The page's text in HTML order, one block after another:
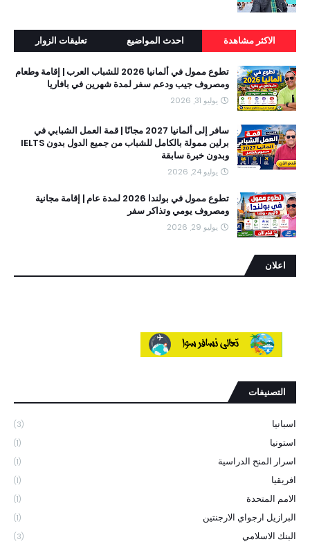
الاكثر مشاهدة احدث المواضيع تعليقات الزوار
تطوع ممول في ألمانيا 2026 للشباب العرب | إقامة وطعام
ومصروف جيب ودعم سفر لمدة شهرين في بافاريا
يوليو 31, 2026
سافر إلى ألمانيا 2027 مجانًا | قمة العمل الشبابي في
برلين ممولة بالكامل للشباب من جميع الدول بدون IELTS
وبدون خبرة سابقة
يوليو 24, 2026
تطوع ممول في بولندا 2026 لمدة عام | إقامة مجانية
ومصروف يومي وتذاكر سفر
يوليو 29, 2026
اعلان
التصنيفات
اسبانيا (3)
استونيا (1)
اسرار المنح الدراسية (1)
افريقيا (1)
الامم المتحدة (1)
البرازيل ارجواي الارجنتين (1)
البنك الاسلامي (3)